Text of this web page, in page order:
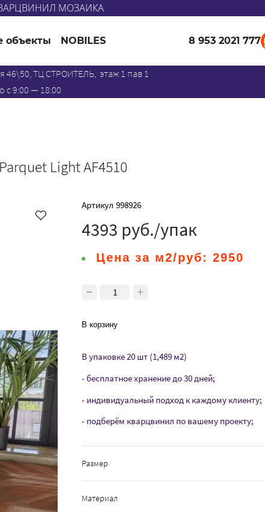
МОЗАИКА
объекты NOBILES 8 953 2021 777
46\50, ТЦ СТРОИТЕЛЬ, этаж 1 пав 1
с 9:00 — 18:00
Light AF4510
Артикул 998926
4393 руб./упак
Цена за м2/руб: 2950
В корзину
В упаковке 20 шт (1,489 м2)
- бесплатное хранение до 30 дней;
- индивидуальный подход к каждому клиенту;
- подберём кварцвинил по вашему проекту;
Размер
Материал